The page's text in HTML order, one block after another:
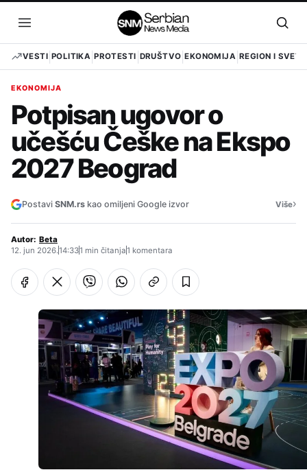
sadržaj
Otvori
meni
VESTI POLITIKA PROTESTI DRUŠTVO EKONOMIJA REGION I SVET
EKONOMIJA
Potpisan ugovor o
učešću Češke na Ekspo
2027 Beograd
Postavi SNM.rs kao omiljeni Google izvor Više›
Autor: Beta
12. jun 2026.14:331 min čitanja1 komentara